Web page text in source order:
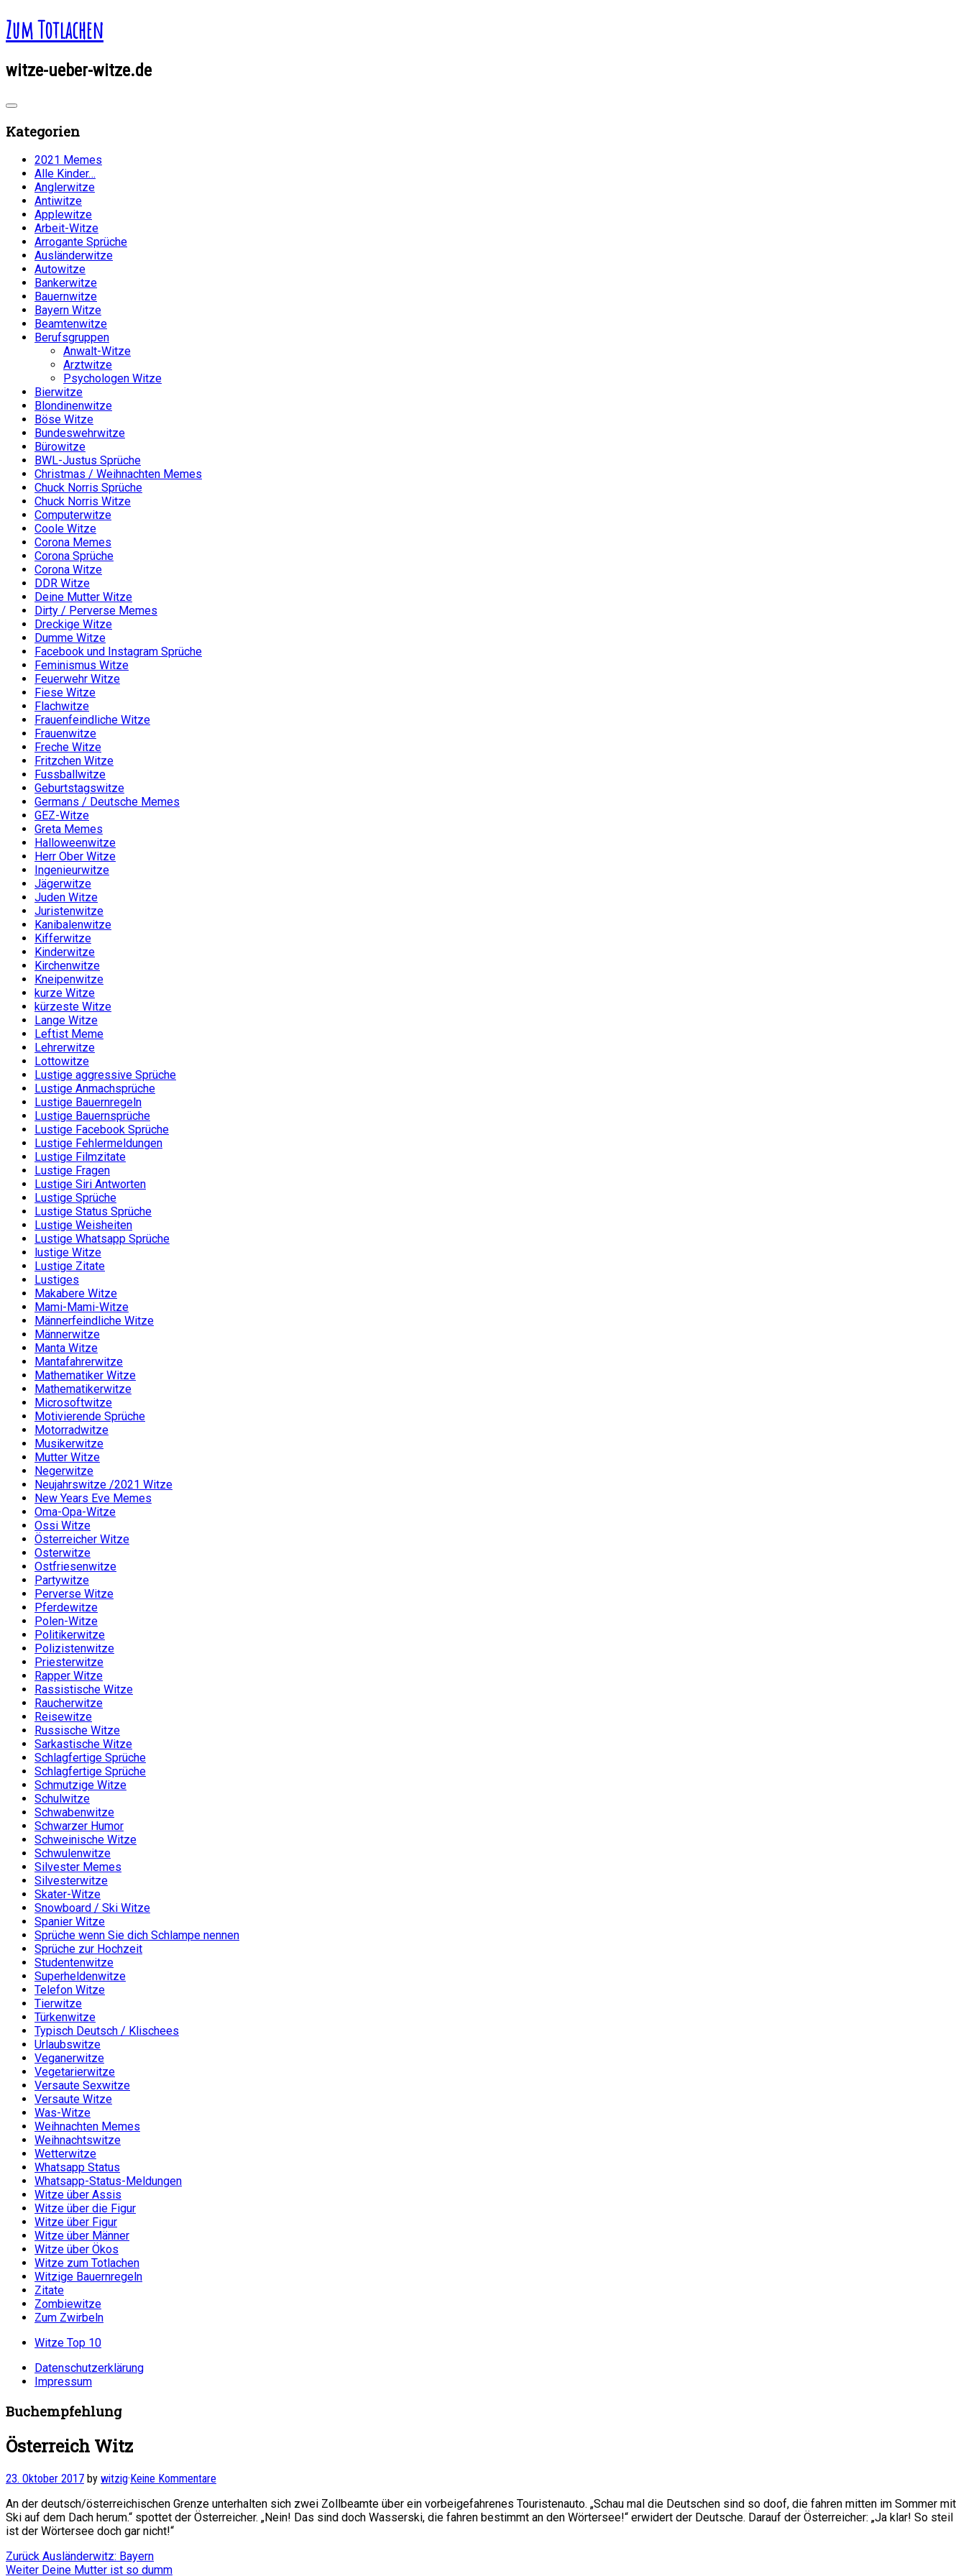
Zum Totlachen
witze-ueber-witze.de
Kategorien
2021 Memes
Alle Kinder…
Anglerwitze
Antiwitze
Applewitze
Arbeit-Witze
Arrogante Sprüche
Ausländerwitze
Autowitze
Bankerwitze
Bauernwitze
Bayern Witze
Beamtenwitze
Berufsgruppen
Anwalt-Witze
Arztwitze
Psychologen Witze
Bierwitze
Blondinenwitze
Böse Witze
Bundeswehrwitze
Bürowitze
BWL-Justus Sprüche
Christmas / Weihnachten Memes
Chuck Norris Sprüche
Chuck Norris Witze
Computerwitze
Coole Witze
Corona Memes
Corona Sprüche
Corona Witze
DDR Witze
Deine Mutter Witze
Dirty / Perverse Memes
Dreckige Witze
Dumme Witze
Facebook und Instagram Sprüche
Feminismus Witze
Feuerwehr Witze
Fiese Witze
Flachwitze
Frauenfeindliche Witze
Frauenwitze
Freche Witze
Fritzchen Witze
Fussballwitze
Geburtstagswitze
Germans / Deutsche Memes
GEZ-Witze
Greta Memes
Halloweenwitze
Herr Ober Witze
Ingenieurwitze
Jägerwitze
Juden Witze
Juristenwitze
Kanibalenwitze
Kifferwitze
Kinderwitze
Kirchenwitze
Kneipenwitze
kurze Witze
kürzeste Witze
Lange Witze
Leftist Meme
Lehrerwitze
Lottowitze
Lustige aggressive Sprüche
Lustige Anmachsprüche
Lustige Bauernregeln
Lustige Bauernsprüche
Lustige Facebook Sprüche
Lustige Fehlermeldungen
Lustige Filmzitate
Lustige Fragen
Lustige Siri Antworten
Lustige Sprüche
Lustige Status Sprüche
Lustige Weisheiten
Lustige Whatsapp Sprüche
lustige Witze
Lustige Zitate
Lustiges
Makabere Witze
Mami-Mami-Witze
Männerfeindliche Witze
Männerwitze
Manta Witze
Mantafahrerwitze
Mathematiker Witze
Mathematikerwitze
Microsoftwitze
Motivierende Sprüche
Motorradwitze
Musikerwitze
Mutter Witze
Negerwitze
Neujahrswitze /2021 Witze
New Years Eve Memes
Oma-Opa-Witze
Ossi Witze
Österreicher Witze
Osterwitze
Ostfriesenwitze
Partywitze
Perverse Witze
Pferdewitze
Polen-Witze
Politikerwitze
Polizistenwitze
Priesterwitze
Rapper Witze
Rassistische Witze
Raucherwitze
Reisewitze
Russische Witze
Sarkastische Witze
Schlagfertige Sprüche
Schlagfertige Sprüche
Schmutzige Witze
Schulwitze
Schwabenwitze
Schwarzer Humor
Schweinische Witze
Schwulenwitze
Silvester Memes
Silvesterwitze
Skater-Witze
Snowboard / Ski Witze
Spanier Witze
Sprüche wenn Sie dich Schlampe nennen
Sprüche zur Hochzeit
Studentenwitze
Superheldenwitze
Telefon Witze
Tierwitze
Türkenwitze
Typisch Deutsch / Klischees
Urlaubswitze
Veganerwitze
Vegetarierwitze
Versaute Sexwitze
Versaute Witze
Was-Witze
Weihnachten Memes
Weihnachtswitze
Wetterwitze
Whatsapp Status
Whatsapp-Status-Meldungen
Witze über Assis
Witze über die Figur
Witze über Figur
Witze über Männer
Witze über Ökos
Witze zum Totlachen
Witzige Bauernregeln
Zitate
Zombiewitze
Zum Zwirbeln
Witze Top 10
Datenschutzerklärung
Impressum
Buchempfehlung
Österreich Witz
23. Oktober 2017 by witzig·Keine Kommentare
An der deutsch/österreichischen Grenze unterhalten sich zwei Zollbeamte über ein vorbeigefahrenes Touristenauto. „Schau mal die Deutschen sind so doof, die fahren mitten im Sommer mit
Ski auf dem Dach herum.“ spottet der Österreicher. „Nein! Das sind doch Wasserski, die fahren bestimmt an den Wörtersee!“ erwidert der Deutsche. Darauf der Österreicher: „Ja klar! So steil
ist der Wörtersee doch gar nicht!“
Beitragsnavigation
Zurück Vorheriger
Beitrag:
Ausländerwitz: Bayern
Weiter Nächster
Deine Mutter ist so dumm